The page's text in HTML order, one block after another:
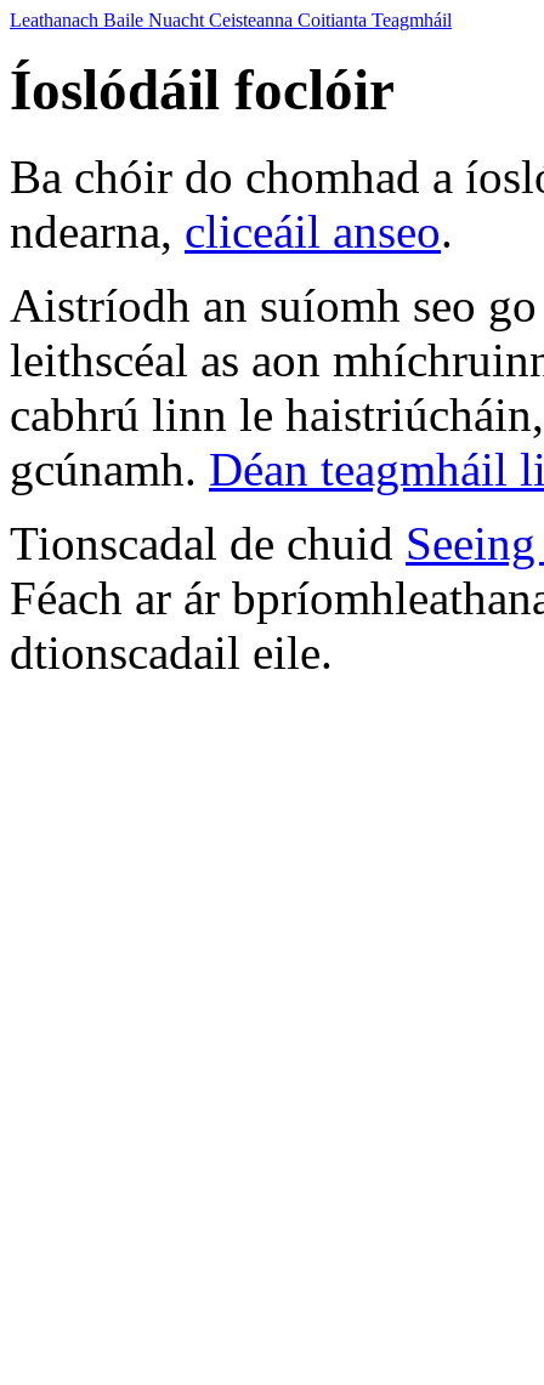
Leathanach Baile Nuacht Ceisteanna Coitianta Teagmháil
Íoslódáil foclóir
Ba chóir do chomhad a
ndearna, cliceáil anseo.
Aistríodh an suíomh seo
leithscéal as aon
cabhrú linn le
gcúnamh. Déan teagmháil
Tionscadal de chuid
Féach ar ár
dtionscadail eile.